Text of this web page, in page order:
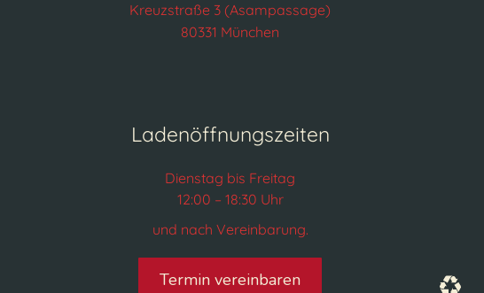
Kreuzstraße 3 (Asampassage)
80331 München
Ladenöffnungszeiten
Dienstag bis Freitag
12:00 – 18:30 Uhr
und nach Vereinbarung.
Termin vereinbaren